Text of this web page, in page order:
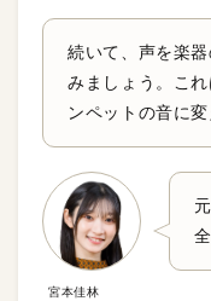
続いて、声を楽
みましょう。こ
ンペットの音に変
宮本佳林